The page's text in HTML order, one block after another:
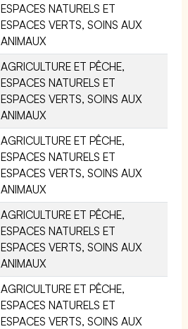
ESPACES NATURELS ET
ESPACES VERTS, SOINS AUX
ANIMAUX
AGRICULTURE ET PÊCHE,
ESPACES NATURELS ET
ESPACES VERTS, SOINS AUX
ANIMAUX
AGRICULTURE ET PÊCHE,
ESPACES NATURELS ET
ESPACES VERTS, SOINS AUX
ANIMAUX
AGRICULTURE ET PÊCHE,
ESPACES NATURELS ET
ESPACES VERTS, SOINS AUX
ANIMAUX
AGRICULTURE ET PÊCHE,
ESPACES NATURELS ET
ESPACES VERTS, SOINS AUX